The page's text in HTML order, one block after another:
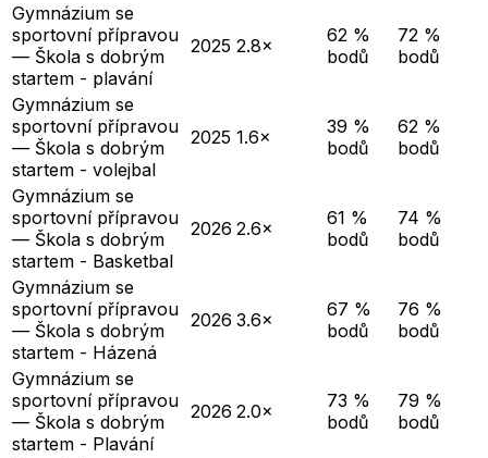
Gymnázium se
sportovní přípravou
— Škola s dobrým
startem - plavání
2025 2.8×
62 %
bodů
72 %
bodů
Gymnázium se
sportovní přípravou
— Škola s dobrým
startem - volejbal
2025 1.6×
39 %
bodů
62 %
bodů
Gymnázium se
sportovní přípravou
— Škola s dobrým
startem - Basketbal
2026 2.6×
61 %
bodů
74 %
bodů
Gymnázium se
sportovní přípravou
— Škola s dobrým
startem - Házená
2026 3.6×
67 %
bodů
76 %
bodů
Gymnázium se
sportovní přípravou
— Škola s dobrým
startem - Plavání
2026 2.0×
73 %
bodů
79 %
bodů